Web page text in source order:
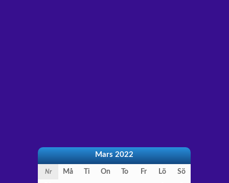
Mars 2022
Nr Må Ti On To Fr Lö Sö